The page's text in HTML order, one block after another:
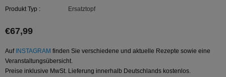
Produkt Typ :
Ersatztopf
€67,99
Auf INSTAGRAM finden Sie verschiedene und aktuelle Rezepte sowie eine
Veranstaltungsübersicht.
Preise inklusive MwSt. Lieferung innerhalb Deutschlands kostenlos.